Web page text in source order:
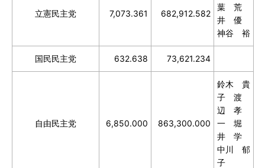
立憲民主党 7,073.361 682,912.582
葉 荒
井 優
神谷 裕
国民民主党 632.638 73,621.234
自由民主党 6,850.000 863,300.000
鈴木 貴
子 渡
辺 孝
一 堀
井 学
中川 郁
子